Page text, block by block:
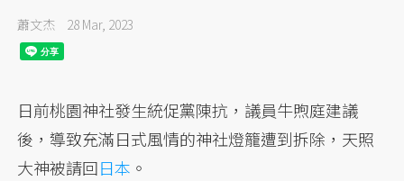
蕭文杰 28 Mar, 2023
日前桃園神社發生統促黨陳抗，議員牛煦庭建議
後，導致充滿日式風情的神社燈籠遭到拆除，天照
大神被請回日本 。